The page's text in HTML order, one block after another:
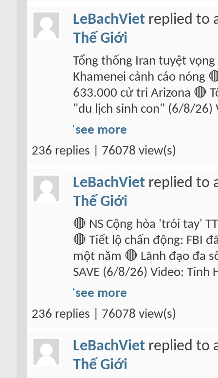
LeBachViet replied to
Thế Giới
Tổng thống Iran tuyệt
Khamenei cảnh cáo nóng
633.000 cử tri Arizona 🔴
"du lịch sinh con" (6/8/26)
see more
236 replies | 76078 view(s)
LeBachViet replied to
Thế Giới
🔴 NS Cộng hòa 'trói tay'
🔴 Tiết lộ chấn động: FBI
một năm 🔴 Lãnh đạo đa
SAVE (6/8/26) Video: Tinh
see more
236 replies | 76078 view(s)
LeBachViet replied to
Thế Giới